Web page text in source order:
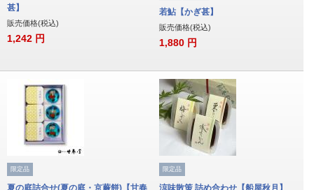
甚】
販売価格(税込)
1,242 円
若鮎【かぎ甚】
販売価格(税込)
1,880 円
限定品 限定品